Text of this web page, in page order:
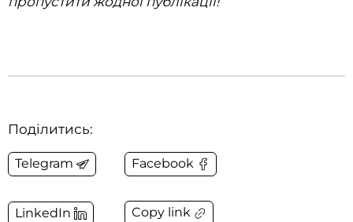
Поділитись:
Telegram Facebook
LinkedIn Copy link